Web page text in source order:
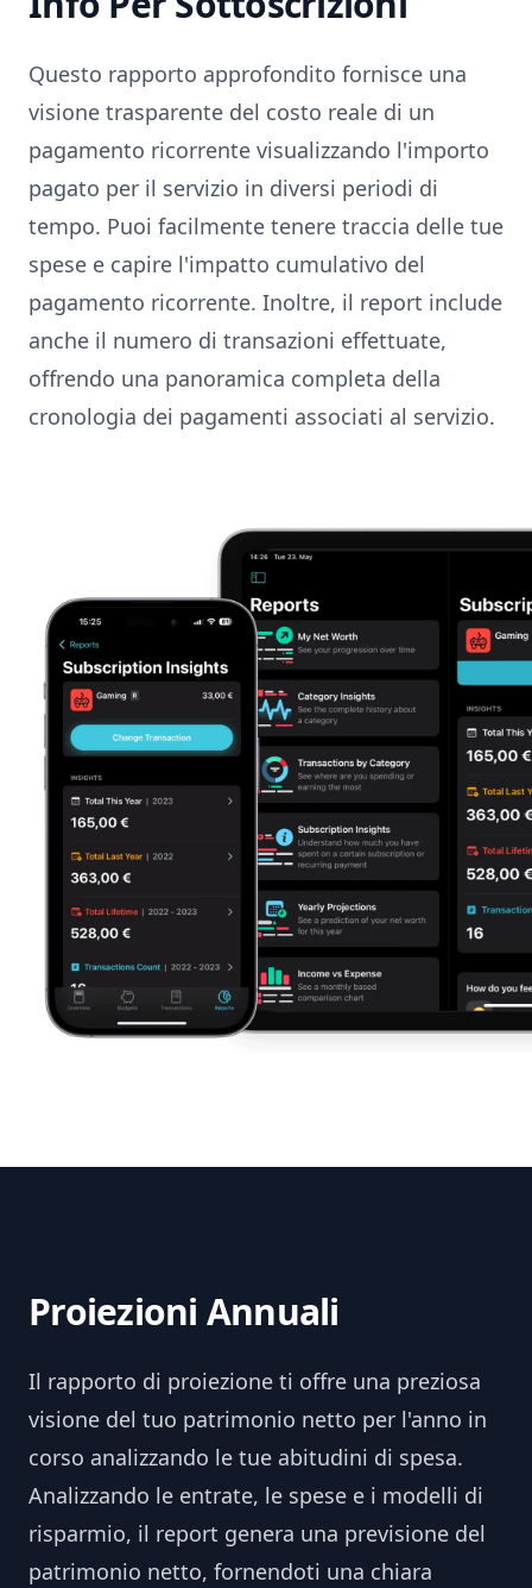
Questo rapporto approfondito fornisce una
visione trasparente del costo reale di un
pagamento ricorrente visualizzando l'importo
pagato per il servizio in diversi periodi di
tempo. Puoi facilmente tenere traccia delle tue
spese e capire l'impatto cumulativo del
pagamento ricorrente. Inoltre, il report include
anche il numero di transazioni effettuate,
offrendo una panoramica completa della
cronologia dei pagamenti associati al servizio.
Proiezioni Annuali
Il rapporto di proiezione ti offre una preziosa
visione del tuo patrimonio netto per l'anno in
corso analizzando le tue abitudini di spesa.
Analizzando le entrate, le spese e i modelli di
risparmio, il report genera una previsione del
patrimonio netto, fornendoti una chiara